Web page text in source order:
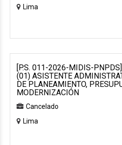
Lima
[P.S. 011-2026-MIDIS-
(01) ASISTENTE
DE PLANEAMIENTO,
MODERNIZACIÓN
Cancelado
Lima